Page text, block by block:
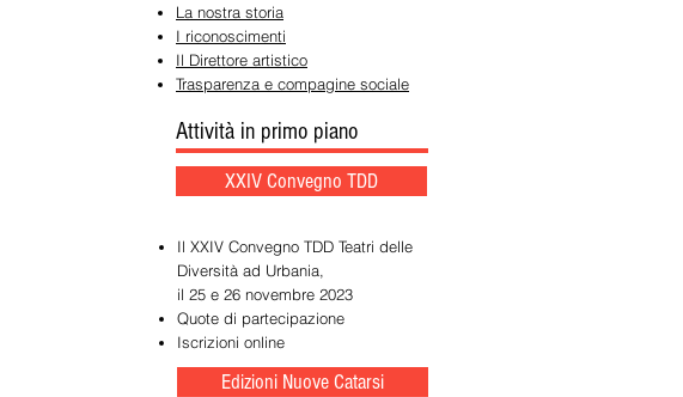
La nostra storia
I riconoscimenti
Il Direttore artistico
Trasparenza e compagine sociale
Attività in primo piano
XXIV Convegno TDD
Il XXIV Convegno TDD Teatri delle
Diversità ad Urbania,
il 25 e 26 novembre 2023
Quote di partecipazione
Iscrizioni online
Edizioni Nuove Catarsi